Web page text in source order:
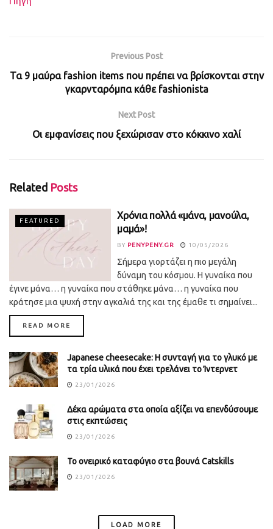
Previous Post
Τα 9 μαύρα fashion items που πρέπει να βρίσκονται στην
γκαρνταρόμπα κάθε fashionista
Next Post
Οι εμφανίσεις που ξεχώρισαν στο κόκκινο χαλί
Related Posts
FEATURED
Χρόνια πολλά «μάνα, μανούλα,
μαμά»!
BY PENYPENY.GR 10/05/2026
Σήμερα γιορτάζει η πιο μεγάλη
δύναμη του κόσμου. Η γυναίκα που
έγινε μάνα… η γυναίκα που στάθηκε μάνα… η γυναίκα που
κράτησε μια ψυχή στην αγκαλιά της και της έμαθε τι σημαίνει...
READ MORE
Japanese cheesecake: Η συνταγή για το γλυκό με
τα τρία υλικά που έχει τρελάνει το Ίντερνετ
23/01/2026
Δέκα αρώματα στα οποία αξίζει να επενδύσουμε
στις εκπτώσεις
23/01/2026
Το ονειρικό καταφύγιο στα βουνά Catskills
23/01/2026
LOAD MORE